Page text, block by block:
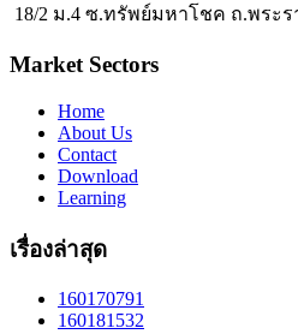
18/2 ม.4 ซ.ทรัพย์มหาโชค ถ.พระ
Market Sectors
Home
About Us
Contact
Download
Learning
เรื่องล่าสุด
160170791
160181532